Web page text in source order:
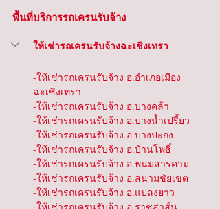
พื้นที่บริการรถเครนรับจ้าง
ให้เช่ารถเครนรับจ้างฉะเชิงเทรา
-ให้เช่ารถเครนรับจ้าง อ.อำเภอเมือง
ฉะเชิงเทรา
-ให้เช่ารถเครนรับจ้าง อ.บางคล้า
-ให้เช่ารถเครนรับจ้าง อ.บางน้ำเปรี้ยว
-ให้เช่ารถเครนรับจ้าง อ.บางปะกง
-ให้เช่ารถเครนรับจ้าง อ.บ้านโพธิ์
-ให้เช่ารถเครนรับจ้าง อ.พนมสารคาม
-ให้เช่ารถเครนรับจ้าง อ.สนามชัยเขต
-ให้เช่ารถเครนรับจ้าง อ.แปลงยาว